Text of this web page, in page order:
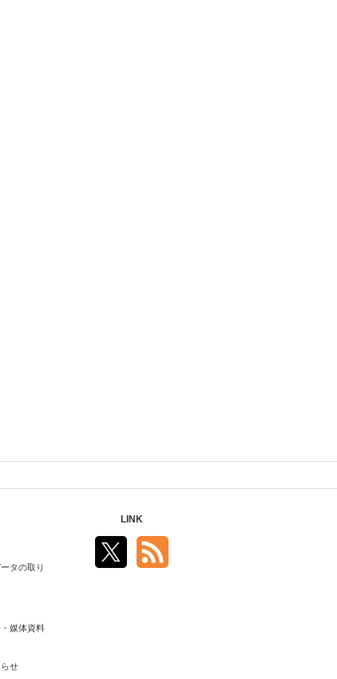
タの取り
媒体資料
せ
LINK